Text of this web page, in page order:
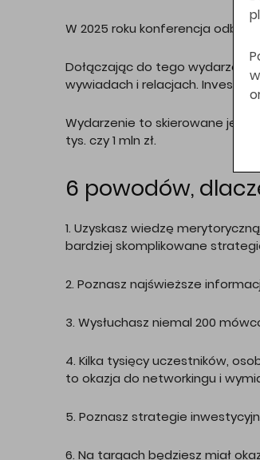
W 2025 roku konferencja
Dołączając do tego
wywiadach i relacjach. Invest
Wydarzenie to skierowane jest
tys. czy 1 mln zł.
6 powodów,
1. Uzyskasz wiedzę
bardziej skomplikowane
2. Poznasz najświeższe
3. Wysłuchasz niemal 200
4. Kilka tysięcy uczestników,
to okazja do networkingu i
5. Poznasz strategie
6. Na targach będziesz miał